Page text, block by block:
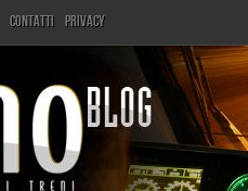
Contatti Privacy